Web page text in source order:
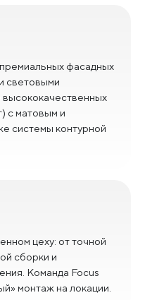
фасадных
световыми
с матовым и
системы контурной
цеху: от точной
сборки и
Команда Focus
монтаж на локации.